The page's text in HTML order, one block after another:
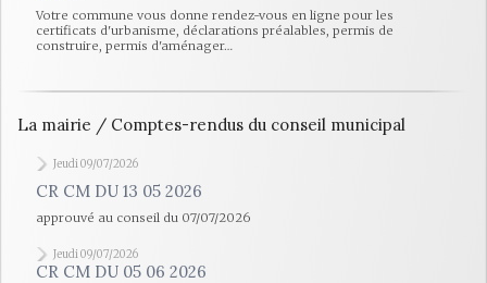
Votre commune vous donne rendez-vous en ligne pour les
certificats d'urbanisme, déclarations préalables, permis de
construire, permis d'aménager…
La mairie / Comptes-rendus du conseil municipal
Jeudi 09/07/2026
CR CM DU 13 05 2026
approuvé au conseil du 07/07/2026
Jeudi 09/07/2026
CR CM DU 05 06 2026